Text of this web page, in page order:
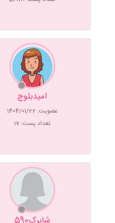
امیدبلوچ
عضویت: 1404/01/22
تعداد پست: 17